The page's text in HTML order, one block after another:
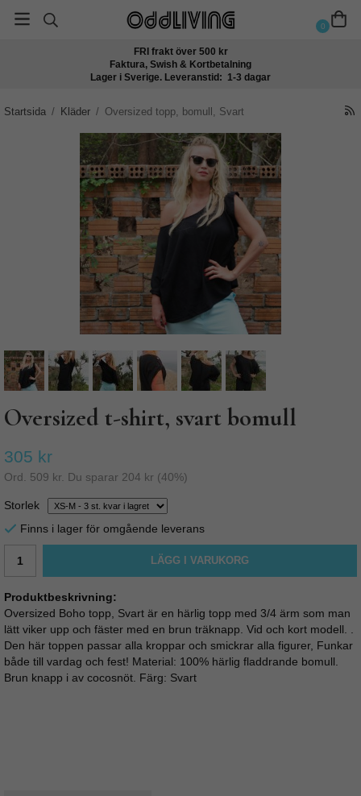
0
FRI frakt över 500 kr
Faktura, Swish & Kortbetalning
Lager i Sverige. Leveranstid: 1-3 dagar
Startsida / Kläder / Oversized topp, bomull, Svart
Oversized t-shirt, svart bomull
305 kr
Ord. 509 kr . Du sparar 204 kr (40%)
Storlek
Finns i lager för omgående leverans
LÄGG I VARUKORG
Produktbeskrivning:
Oversized Boho topp, Svart är en härlig topp med 3/4 ärm som man
lätt viker upp och fäster med en brun träknapp. Vid och kort modell. .
Den här toppen passar alla kroppar och smickrar alla figurer, Funkar
både till vardag och fest! Material: 100% härlig fladdrande bomull.
Brun knapp i av cocosnöt. Färg: Svart